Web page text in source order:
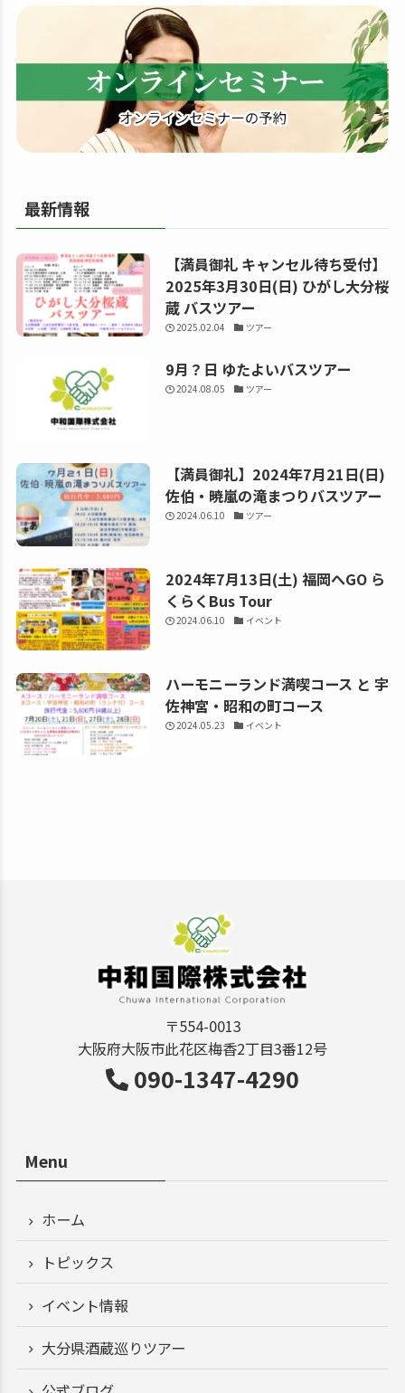
る
最新情報
【満員御礼 キャンセル待ち受付】
2025年3月30日(日) ひがし大分桜
蔵 バスツアー
2025.02.04 ツアー
9月？日 ゆたよいバスツアー
2024.08.05 ツアー
【満員御礼】2024年7月21日(日)
佐伯・暁嵐の滝まつりバスツアー
2024.06.10 ツアー
2024年7月13日(土) 福岡へGO ら
くらくBus Tour
2024.06.10 イベント
ハーモニーランド満喫コース と 宇
佐神宮・昭和の町コース
2024.05.23 イベント
〒554-0013
大阪府大阪市此花区梅香2丁目3番12号
090-1347-4290
Menu
ホーム
トピックス
イベント情報
大分県酒蔵巡りツアー